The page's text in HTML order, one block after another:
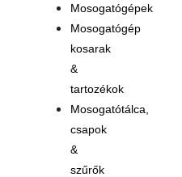
Mosogatógépek
Mosogatógép
kosarak
&
tartozékok
Mosogatótálca,
csapok
&
szűrők